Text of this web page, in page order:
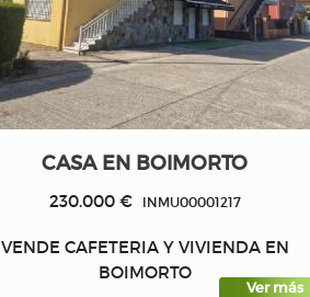
CASA EN BOIMORTO
230.000 €INMU00001217
VENDE CAFETERIA Y VIVIENDA EN
BOIMORTO
Ver más